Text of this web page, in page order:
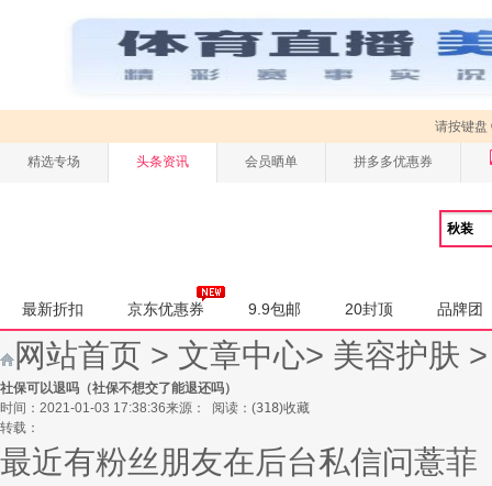
请按键盘
精选专场 头条资讯 会员晒单 拼多多优惠券
最新折扣 京东优惠券 9.9包邮 20封顶 品牌团
网站首页 > 文章中心> 美容护肤
社保可以退吗（社保不想交了能退还吗）
时间：2021-01-03 17:38:36来源： 阅读： (318)收藏
转载：
最近有粉丝朋友在后台私信问薏